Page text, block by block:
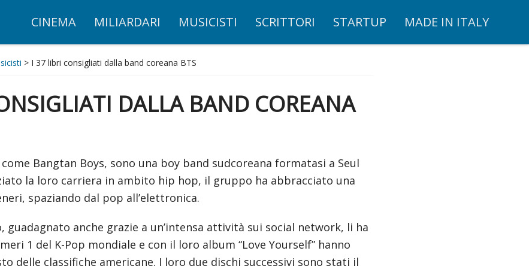
CINEMA MILIARDARI MUSICISTI SCRITTORI STARTUP MADE IN ITALY
> I 37 libri consigliati dalla band coreana BTS
DALLA BAND COREANA
Bangtan Boys, sono una boy band sudcoreana formatasi a Seul
la loro carriera in ambito hip hop, il gruppo ha abbracciato una
spaziando dal pop all’elettronica.
guadagnato anche grazie a un’intensa attività sui social network, li ha
1 del K-Pop mondiale e con il loro album “Love Yourself” hanno
delle classifiche americane. I loro due dischi successivi sono stati il